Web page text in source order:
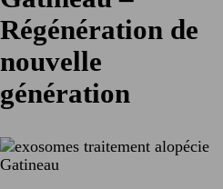
Régénération de
nouvelle
génération